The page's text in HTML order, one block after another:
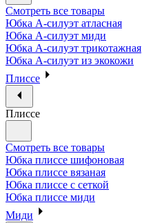
Смотреть все товары
Юбка А-силуэт атласная
Юбка А-силуэт миди
Юбка А-силуэт трикотажная
Юбка А-силуэт из экокожи
Плиссе
Плиссе
Смотреть все товары
Юбка плиссе шифоновая
Юбка плиссе вязаная
Юбка плиссе с сеткой
Юбка плиссе миди
Миди